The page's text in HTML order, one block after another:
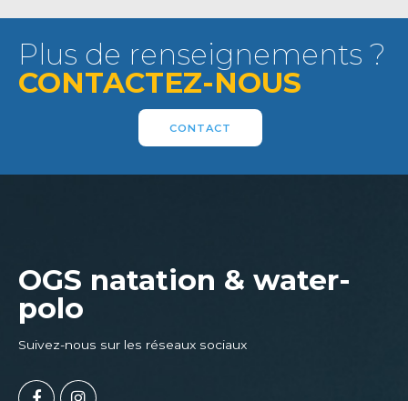
Plus de renseignements ?
CONTACTEZ-NOUS
CONTACT
OGS natation & water-
polo
Suivez-nous sur les réseaux sociaux